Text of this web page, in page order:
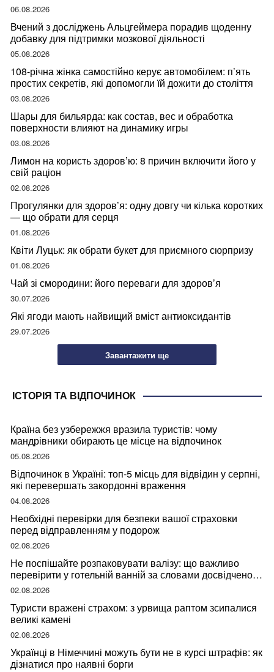
ваше здоров’я
06.08.2026
Вчений з досліджень Альцгеймера порадив щоденну
добавку для підтримки мозкової діяльності
05.08.2026
108-річна жінка самостійно керує автомобілем: п’ять
простих секретів, які допомогли їй дожити до століття
03.08.2026
Шары для бильярда: как состав, вес и обработка
поверхности влияют на динамику игры
03.08.2026
Лимон на користь здоров’ю: 8 причин включити його у
свій раціон
02.08.2026
Прогулянки для здоров’я: одну довгу чи кілька коротких
— що обрати для серця
01.08.2026
Квіти Луцьк: як обрати букет для приємного сюрпризу
01.08.2026
Чай зі смородини: його переваги для здоров’я
30.07.2026
Які ягоди мають найвищий вміст антиоксидантів
29.07.2026
Завантажити ще
ІСТОРІЯ ТА ВІДПОЧИНОК
Країна без узбережжя вразила туристів: чому
мандрівники обирають це місце на відпочинок
05.08.2026
Відпочинок в Україні: топ-5 місць для відвідин у серпні,
які перевершать закордонні враження
04.08.2026
Необхідні перевірки для безпеки вашої страховки
перед відправленням у подорож
02.08.2026
Не поспішайте розпаковувати валізу: що важливо
перевірити у готельній ванній за словами досвідченої
мандрівниці
02.08.2026
Туристи вражені страхом: з урвища раптом зсипалися
великі камені
02.08.2026
Українці в Німеччині можуть бути не в курсі штрафів: як
дізнатися про наявні борги